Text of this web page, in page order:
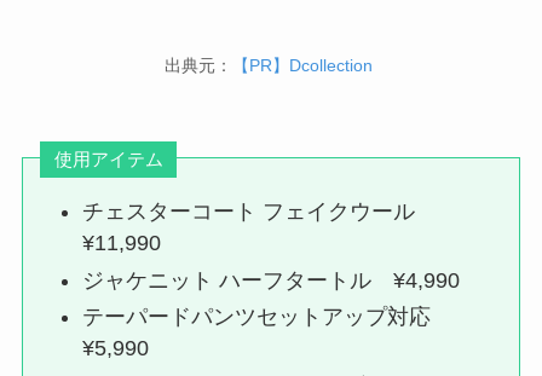
出典元： 【PR】Dcollection
使用アイテム
チェスターコート フェイクウール
¥11,990
ジャケニット ハーフタートル ¥4,990
テーパードパンツセットアップ対応
¥5,990